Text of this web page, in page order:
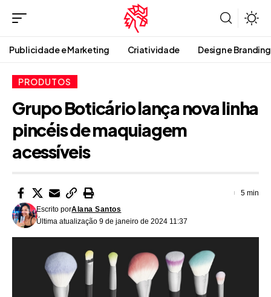
Publicidade e Marketing Criatividade Design e Branding
PRODUTOS
Grupo Boticário lança nova linha
pincéis de maquiagem
acessíveis
Última atualização 9 de janeiro de 2024 11:37
Escrito porAlana Santos
5 min